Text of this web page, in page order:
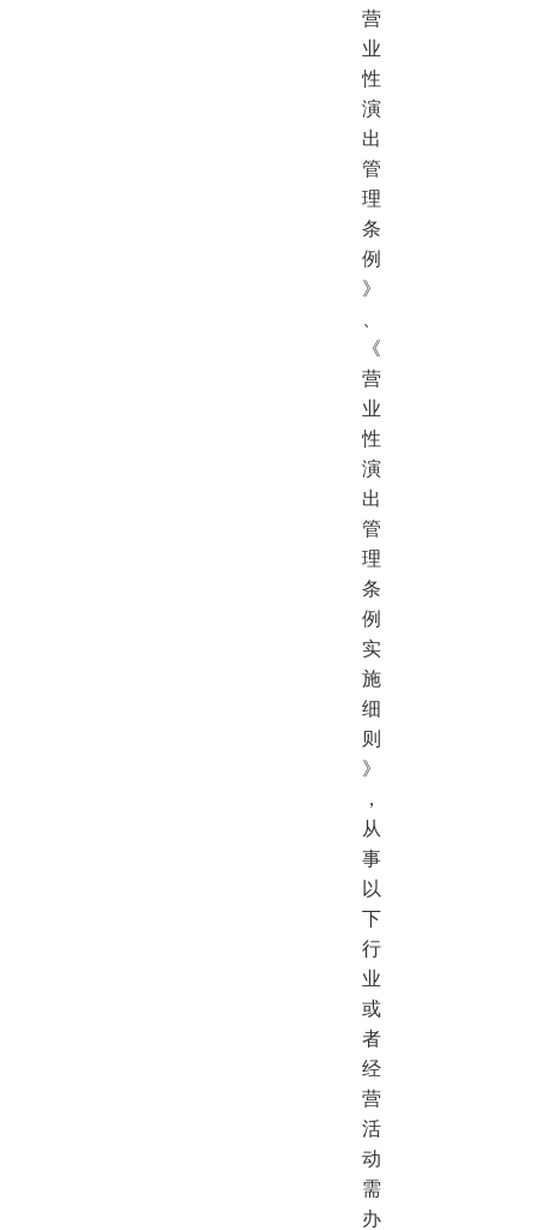
营
业
性
演
出
管
理
条
例
》
《
营
业
性
演
出
管
理
条
例
实
施
细
则
》
，
从
事
以
下
行
业
或
者
经
营
活
动
需
办